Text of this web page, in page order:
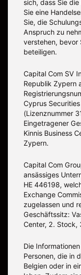
sich, dass Sie
Sie eine
Sie, die
Anspruch zu
verstehen, bevor
beteiligen.
Capital Com SV
Republik Zypern
Cyprus
(Lizenznummer
Eingetragener
Kinnis Business
Zypern.
Capital Com
ansässiges
ΗΕ 446198,
Exchange
zugelassen und
Geschäftssitz:
Center, 2. Stock,
Die
Personen, die in
Belgien oder in